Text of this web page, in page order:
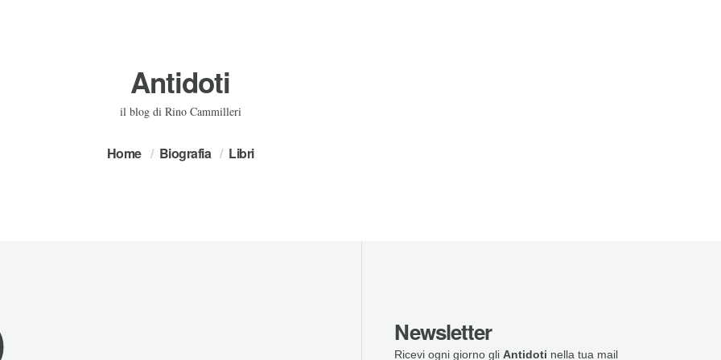
Antidoti
il blog di Rino Cammilleri
Home Biografia Libri
Newsletter
Ricevi ogni giorno gli Antidoti nella tua mail